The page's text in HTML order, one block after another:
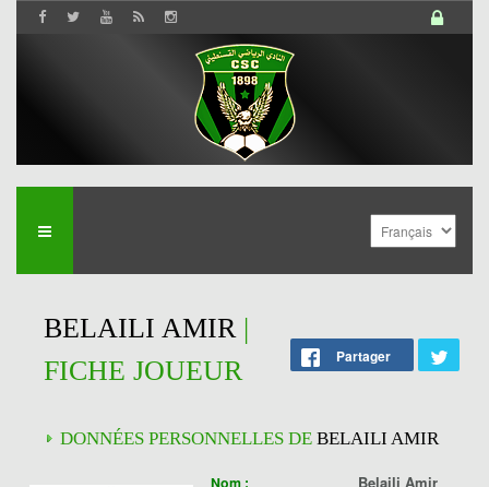
BELAILI AMIR|
FICHE JOUEUR
Partager
DONNÉES PERSONNELLES DE BELAILI AMIR
Nom : Belaili Amir